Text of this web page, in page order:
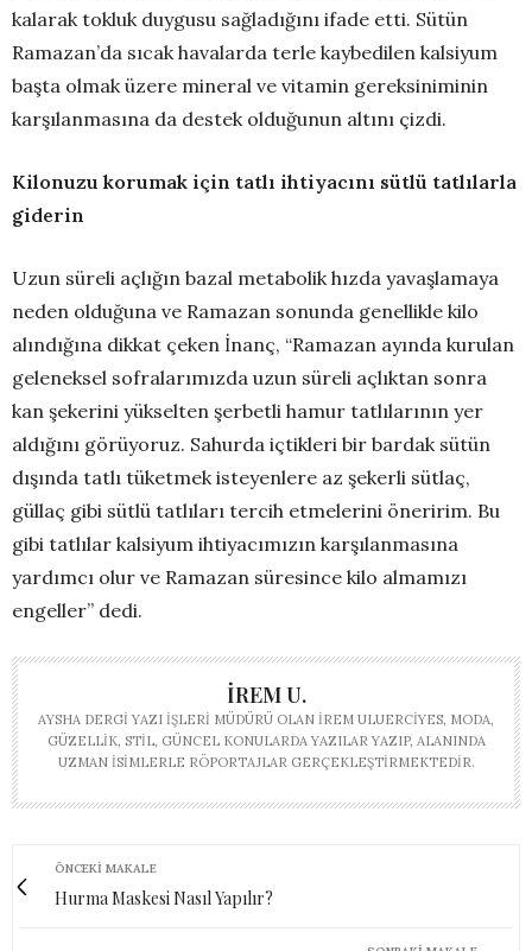
kalarak tokluk duygusu sağladığını ifade etti. Sütün
Ramazan’da sıcak havalarda terle kaybedilen kalsiyum
başta olmak üzere mineral ve vitamin gereksiniminin
karşılanmasına da destek olduğunun altını çizdi.
Kilonuzu korumak için tatlı ihtiyacını sütlü tatlılarla
giderin
Uzun süreli açlığın bazal metabolik hızda yavaşlamaya
neden olduğuna ve Ramazan sonunda genellikle kilo
alındığına dikkat çeken İnanç, “Ramazan ayında kurulan
geleneksel sofralarımızda uzun süreli açlıktan sonra
kan şekerini yükselten şerbetli hamur tatlılarının yer
aldığını görüyoruz. Sahurda içtikleri bir bardak sütün
dışında tatlı tüketmek isteyenlere az şekerli sütlaç,
güllaç gibi sütlü tatlıları tercih etmelerini öneririm. Bu
gibi tatlılar kalsiyum ihtiyacımızın karşılanmasına
yardımcı olur ve Ramazan süresince kilo almamızı
engeller” dedi.
İREM U.
AYSHA DERGI YAZI İŞLERI MÜDÜRÜ OLAN İREM ULUERCIYES, MODA,
GÜZELLIK, STIL, GÜNCEL KONULARDA YAZILAR YAZIP, ALANINDA
UZMAN ISIMLERLE RÖPORTAJLAR GERÇEKLEŞTIRMEKTEDIR.
ÖNCEKI MAKALE
Hurma Maskesi Nasıl Yapılır?